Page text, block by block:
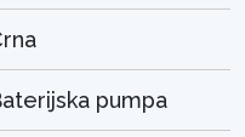
pumpa